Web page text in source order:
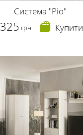
Система "Ріо"
325 грн. Купити